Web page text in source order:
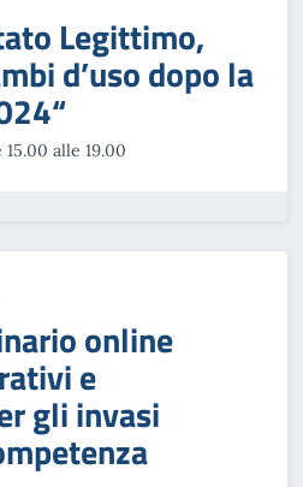
Legittimo,
d’uso dopo la
alle 19.00
online
e
gli invasi